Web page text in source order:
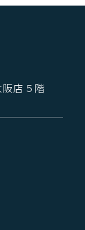
店５階